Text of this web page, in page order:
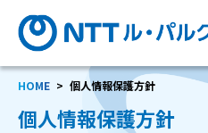
HOME 個人情報保護方針
個人情報保護方針